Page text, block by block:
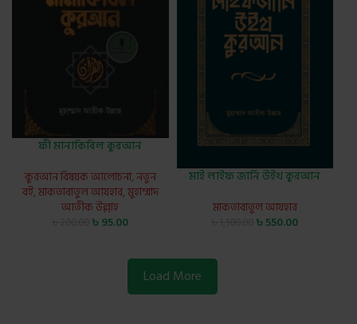
ফী মানাকিবিল কুরআন
কুরআন বিষয়ক আলোচনা,নতুন
বই,মাকতাবাতুল আযহার,মুহাম্মাদ
আতীক উল্লাহ
৳95.00
মাই লাইফ জার্নি উইথ কুরআন
মাকতাবাতুল আযহার
৳550.00
Load More